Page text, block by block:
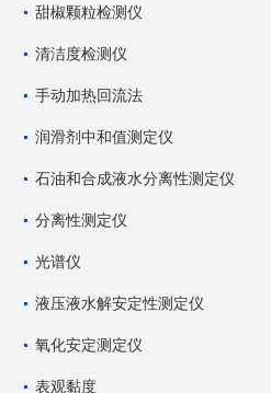
甜椒颗粒检测仪
清洁度检测仪
手动加热回流法
润滑剂中和值测定仪
石油和合成液水分离性测定仪
分离性测定仪
光谱仪
液压液水解安定性测定仪
氧化安定测定仪
表观黏度